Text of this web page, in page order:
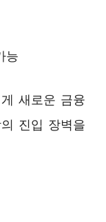
능
새로운 금융
진입 장벽을